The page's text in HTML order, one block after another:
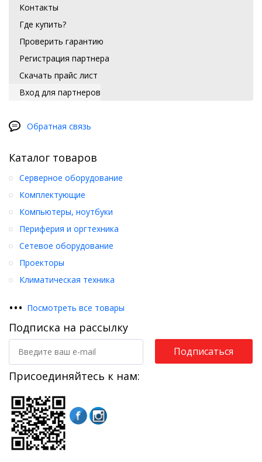
Контакты
Где купить?
Проверить гарантию
Регистрация партнера
Скачать прайс лист
Вход для партнеров
Обратная связь
Каталог товаров
Серверное оборудование
Комплектующие
Компьютеры, ноутбуки
Периферия и оргтехника
Сетевое оборудование
Проекторы
Климатическая техника
••• Посмотреть все товары
Подписка на рассылку
Подписаться
Присоединяйтесь к нам: